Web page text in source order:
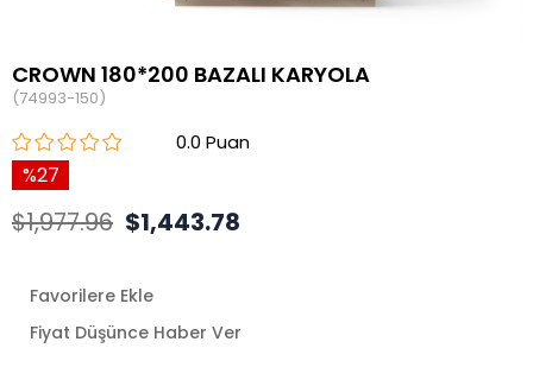
CROWN 180*200 BAZALI KARYOLA
(74993-150)
0.0
27
$1,977.96 $1,443.78
Favorilere Ekle
Fiyat Düşünce Haber Ver